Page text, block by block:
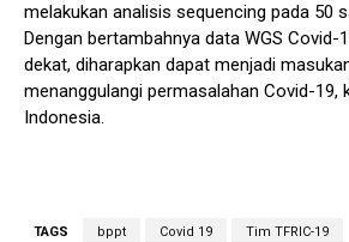
melakukan analisis sequencing pada 50
Dengan bertambahnya data WGS Covid-
dekat, diharapkan dapat menjadi
menanggulangi permasalahan Covid-19,
Indonesia.
TAGS bppt Covid 19 Tim TFRIC-19